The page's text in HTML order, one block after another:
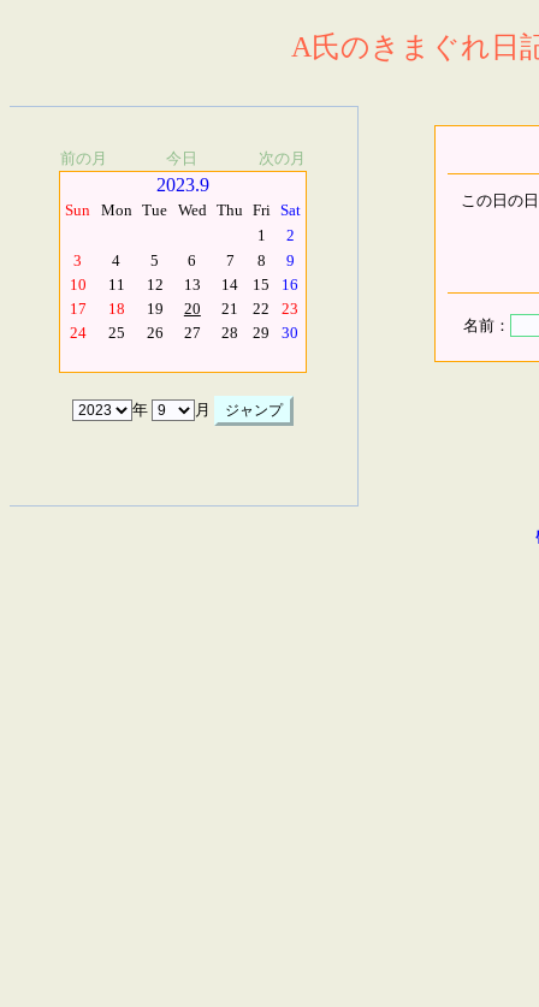
A氏のきまぐれ日
前の月 今日 次の月
2023.9
Sun Mon Tue Wed Thu Fri Sat
1
2
3
4 5 6 7 8
9
10
11 12 13 14 15
16
17
18 19 20 21 22
23
24
25 26 27 28 29 30
年 月
この日の
名前：